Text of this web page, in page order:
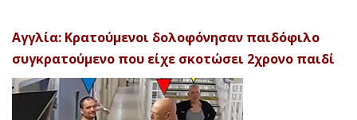
Αγγλία: Κρατούμενοι δολοφόνησαν παιδόφιλο
συγκρατούμενο που είχε σκοτώσει 2χρονο παιδί